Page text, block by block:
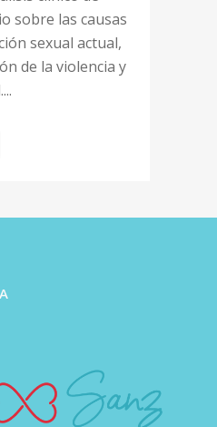
sobre las causas
sexual actual,
de la violencia y